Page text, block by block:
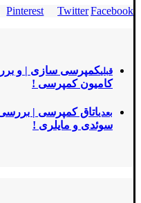
Facebook
Twitter
Pinterest
قبلی
کامیون کمپرسی !
بعدی
سوئدی و مایلری !